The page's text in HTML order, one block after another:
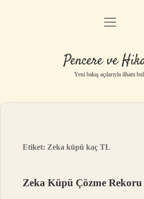
Anasayfa
Yasal Uyarı
menüyü
Pencere ve
Yeni bakış açılarıyla ilham
Etiket: Zeka küpü kaç TL
Zeka Küpü Çözme